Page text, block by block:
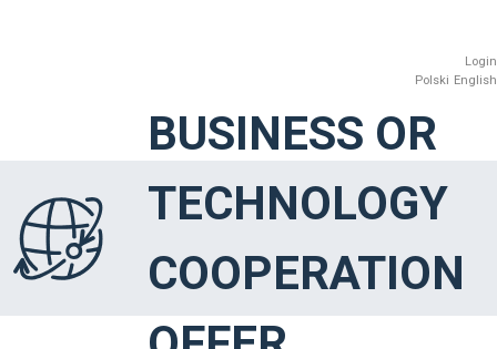
Login
Polski English
BUSINESS OR
TECHNOLOGY
COOPERATION